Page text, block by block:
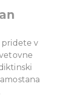
pridete v